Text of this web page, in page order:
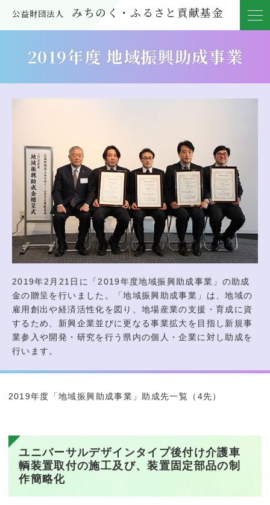
公益財団法人 みちのく・ふるさと貢献基金
2019年度 地域振興助成事業
2019年2月21日に「2019年度地域振興助成事業」の助成
金の贈呈を行いました。「地域振興助成事業」は、地域の
雇用創出や経済活性化を図り、地場産業の支援・育成に資
するため、新興企業並びに更なる事業拡大を目指し新規事
業参入や開発・研究を行う県内の個人・企業に対し助成を
行います。
2019年度「地域振興助成事業」助成先一覧（4先）
ユニバーサルデザインタイプ後付け介護車
輌装置取付の施工及び、装置固定部品の制
作簡略化